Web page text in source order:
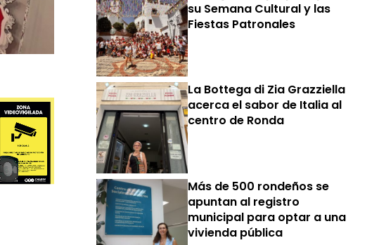
su Semana Cultural y las
Fiestas Patronales
La Bottega di Zia Grazziella
acerca el sabor de Italia al
centro de Ronda
Más de 500 rondeños se
apuntan al registro
municipal para optar a una
vivienda pública